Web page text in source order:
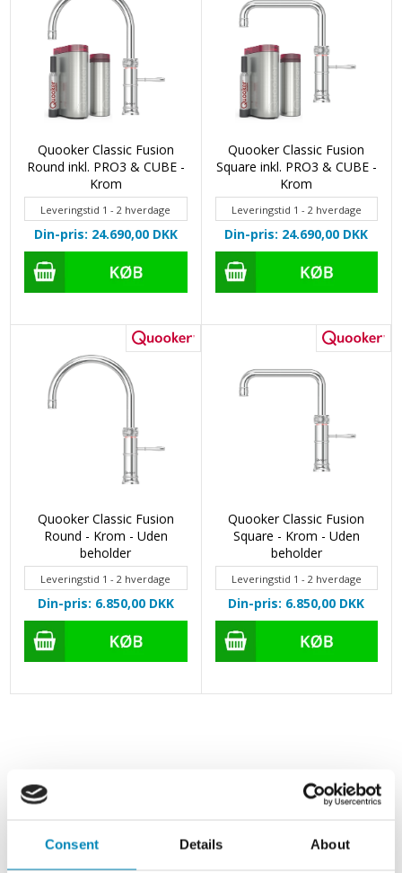
Consent Details About
Quooker Classic Fusion
Round inkl. PRO3 & CUBE -
Krom
Leveringstid 1 - 2 hverdage
Din-pris: 24.690,00 DKK
Quooker Classic Fusion
Square inkl. PRO3 & CUBE -
Krom
Leveringstid 1 - 2 hverdage
Din-pris: 24.690,00 DKK
Quooker Classic Fusion
Round - Krom - Uden
beholder
Leveringstid 1 - 2 hverdage
Din-pris: 6.850,00 DKK
Quooker Classic Fusion
Square - Krom - Uden
beholder
Leveringstid 1 - 2 hverdage
Din-pris: 6.850,00 DKK